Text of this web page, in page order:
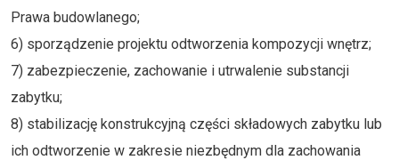
Prawa budowlanego;
6) sporządzenie projektu odtworzenia kompozycji wnętrz;
7) zabezpieczenie, zachowanie i utrwalenie substancji
zabytku;
8) stabilizację konstrukcyjną części składowych zabytku lub
ich odtworzenie w zakresie niezbędnym dla zachowania